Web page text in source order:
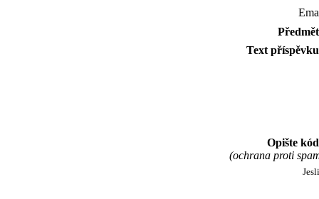
Předmět
Text příspěvku
Opište kód
(ochrana proti